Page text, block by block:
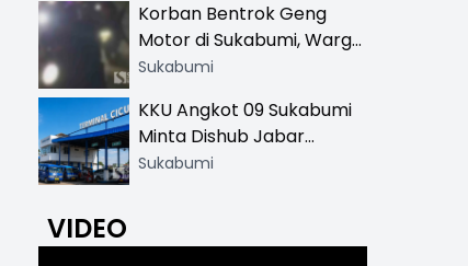
Korban Bentrok Geng
Motor di Sukabumi, Warga
dan Sopir Tangki
Sukabumi
KKU Angkot 09 Sukabumi
Minta Dishub Jabar
Tertibkan Trayek Ciawi-
Sukabumi
VIDEO